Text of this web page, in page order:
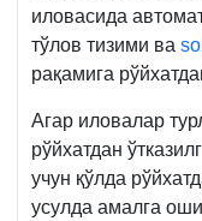
иловасида
тўлов тизими ва
рақамига
Агар иловалар
рўйхатдан
учун қўлда
усулда амалга